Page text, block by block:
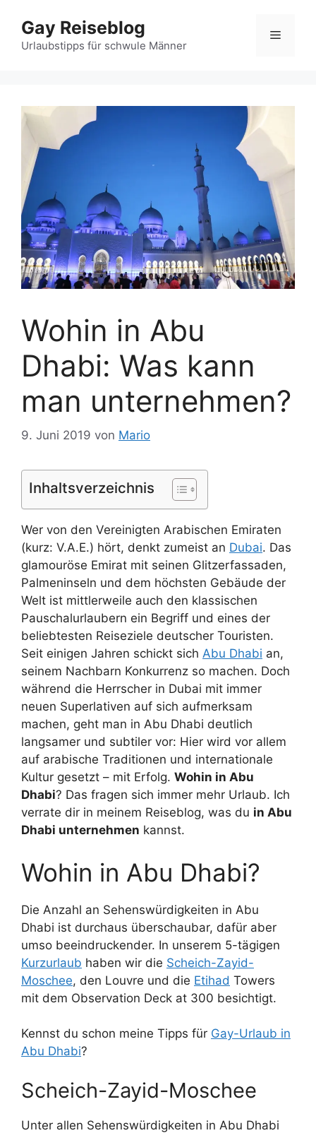
Inhalt
springen
Gay Reiseblog
Urlaubstipps für schwule Männer
Menü
Wohin in Abu
Dhabi: Was kann
man unternehmen?
9. Juni 2019 von Mario
Inhaltsverzeichnis
Wer von den Vereinigten Arabischen Emiraten
(kurz: V.A.E.) hört, denkt zumeist an Dubai. Das
glamouröse Emirat mit seinen Glitzerfassaden,
Palmeninseln und dem höchsten Gebäude der
Welt ist mittlerweile auch den klassischen
Pauschalurlaubern ein Begriff und eines der
beliebtesten Reiseziele deutscher Touristen.
Seit einigen Jahren schickt sich Abu Dhabi an,
seinem Nachbarn Konkurrenz so machen. Doch
während die Herrscher in Dubai mit immer
neuen Superlativen auf sich aufmerksam
machen, geht man in Abu Dhabi deutlich
langsamer und subtiler vor: Hier wird vor allem
auf arabische Traditionen und internationale
Kultur gesetzt – mit Erfolg. Wohin in Abu
Dhabi? Das fragen sich immer mehr Urlaub. Ich
verrate dir in meinem Reiseblog, was du in Abu
Dhabi unternehmen kannst.
Wohin in Abu Dhabi?
Die Anzahl an Sehenswürdigkeiten in Abu
Dhabi ist durchaus überschaubar, dafür aber
umso beeindruckender. In unserem 5-tägigen
Kurzurlaub haben wir die Scheich-Zayid-
Moschee, den Louvre und die Etihad Towers
mit dem Observation Deck at 300 besichtigt.
Kennst du schon meine Tipps für Gay-Urlaub in
Abu Dhabi?
Scheich-Zayid-Moschee
Unter allen Sehenswürdigkeiten in Abu Dhabi